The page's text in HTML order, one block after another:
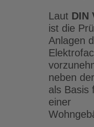
Laut DIN
ist die
Anlagen
neben
als Basis
einer